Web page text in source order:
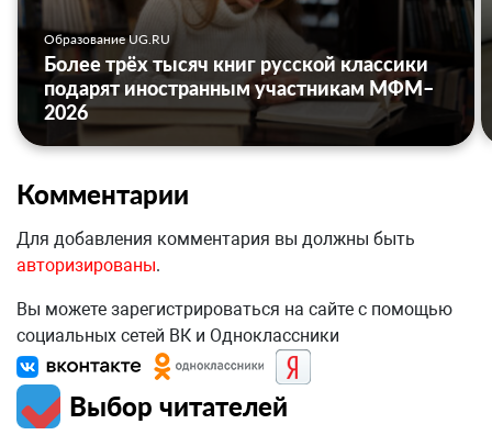
Образование UG.RU
Более трёх тысяч книг русской классики
подарят иностранным участникам МФМ–
2026
Комментарии
Для добавления комментария вы должны быть
авторизированы.
Вы можете зарегистрироваться на сайте с помощью
социальных сетей ВК и Одноклассники
Выбор читателей